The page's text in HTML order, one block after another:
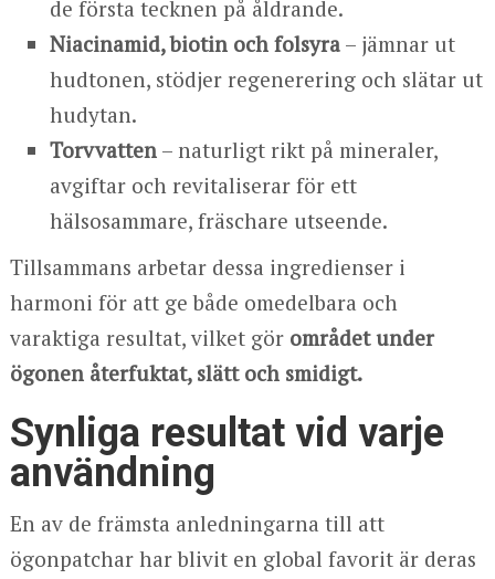
de första tecknen på åldrande.
Niacinamid, biotin och folsyra – jämnar ut
hudtonen, stödjer regenerering och slätar ut
hudytan.
Torvvatten – naturligt rikt på mineraler,
avgiftar och revitaliserar för ett
hälsosammare, fräschare utseende.
Tillsammans arbetar dessa ingredienser i
harmoni för att ge både omedelbara och
varaktiga resultat, vilket gör området under
ögonen återfuktat, slätt och smidigt.
Synliga resultat vid varje
användning
En av de främsta anledningarna till att
ögonpatchar har blivit en global favorit är deras